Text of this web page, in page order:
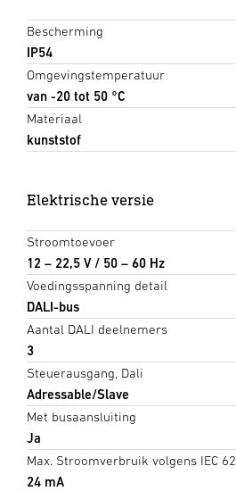
Bescherming
IP54
Omgevingstemperatuur
van -20 tot 50 °C
Materiaal
kunststof
Elektrische versie
Stroomtoevoer
12 – 22,5 V / 50 – 60 Hz
Voedingsspanning detail
DALI-bus
Aantal DALI deelnemers
3
Steuerausgang, Dali
Adressable/Slave
Met busaansluiting
Ja
Max. Stroomverbruik volgens IEC
24 mA